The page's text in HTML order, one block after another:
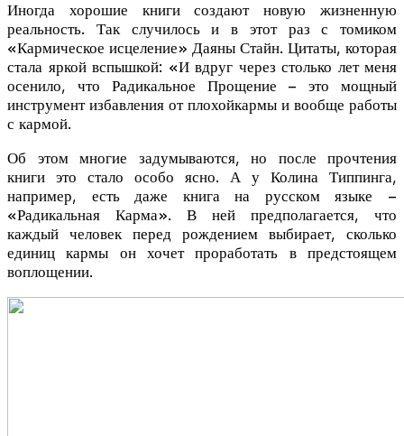
Иногда хорошие книги создают новую жизненную
реальность. Так случилось и в этот раз с томиком
«Кармическое исцеление» Даяны Стайн. Цитаты, которая
стала яркой вспышкой: «И вдруг через столько лет меня
осенило, что Радикальное Прощение – это мощный
инструмент избавления от плохойкармы и вообще работы
с кармой.
Об этом многие задумываются, но после прочтения
книги это стало особо ясно. А у Колина Типпинга,
например, есть даже книга на русском языке –
«Радикальная Карма». В ней предполагается, что
каждый человек перед рождением выбирает, сколько
единиц кармы он хочет проработать в предстоящем
воплощении.